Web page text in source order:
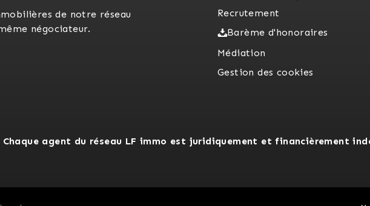
de notre réseau
négociateur.
Recrutement
Barème d'honoraires
Médiation
Gestion des cookies
Chaque agent du réseau LF immo est juridiquement et financièrement